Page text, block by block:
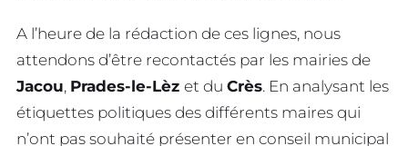
A l’heure de la rédaction de ces lignes, nous
attendons d’être recontactés par les mairies de
Jacou, Prades-le-Lèz et du Crès. En analysant les
étiquettes politiques des différents maires qui
n’ont pas souhaité présenter en conseil municipal